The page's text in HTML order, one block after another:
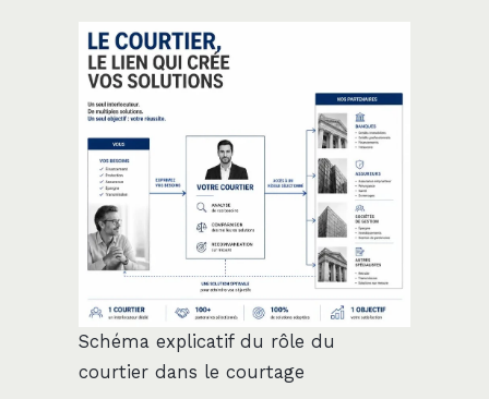
Schéma explicatif du rôle du
courtier dans le courtage